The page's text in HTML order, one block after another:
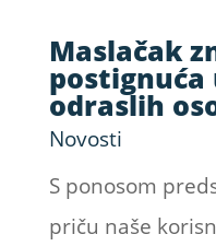
Maslačak
postignuća
odraslih
Novosti
S ponosom
priču naše